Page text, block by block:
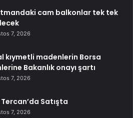
cam balkonlar tek tek
7, 2026
kıymetli madenlerin Borsa
Bakanlık onayı şartı
7, 2026
Tercan’da Satışta
7, 2026